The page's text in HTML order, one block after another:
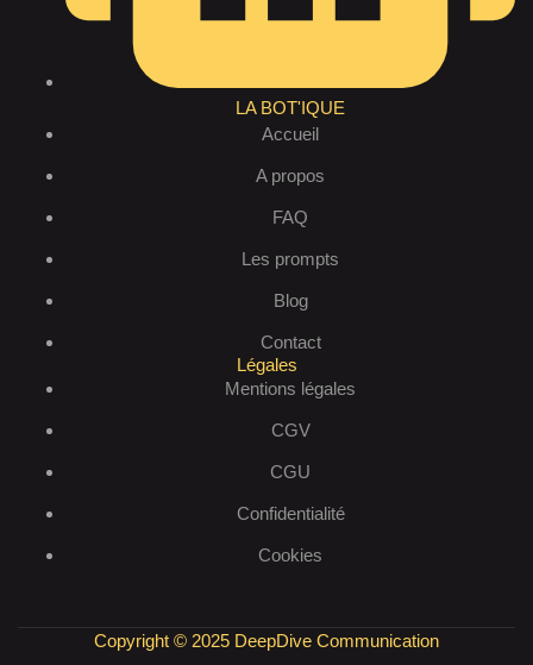
LA BOT'IQUE
Accueil
A propos
FAQ
Les prompts
Blog
Contact
Légales
Mentions légales
CGV
CGU
Confidentialité
Cookies
Copyright © 2025 DeepDive Communication